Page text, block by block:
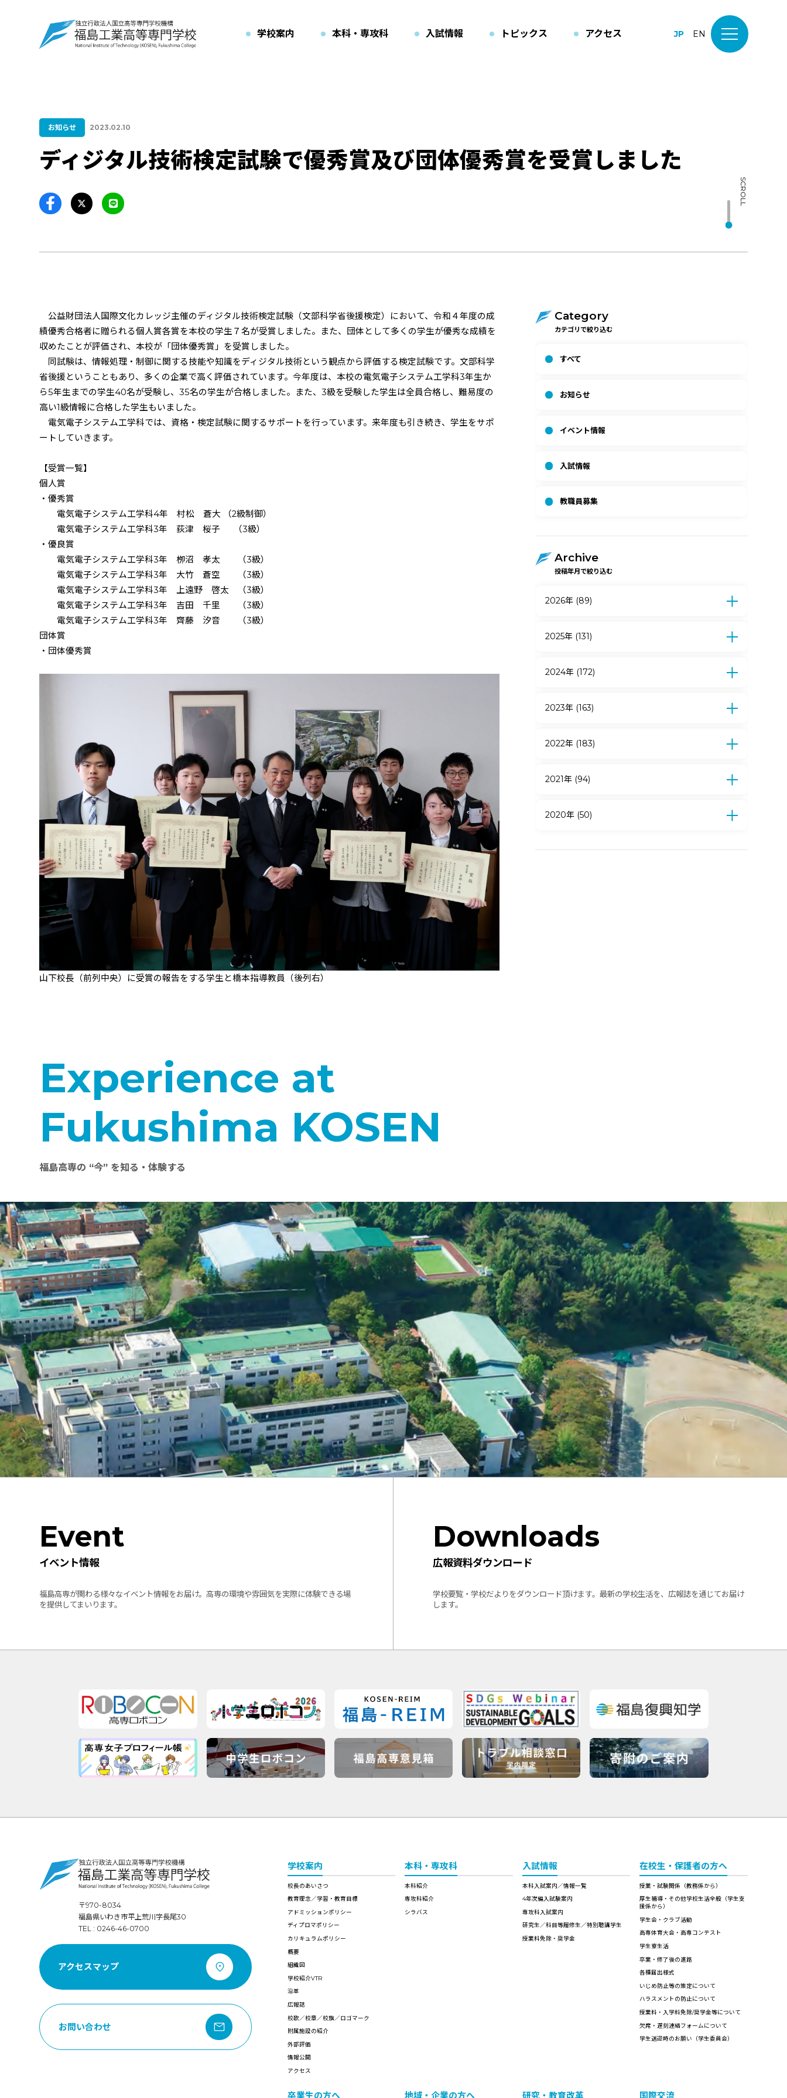
学校案内 本科・専攻科 入試情報 トピックス アクセス JP EN
お知らせ 2023.02.10
ディジタル技術検定試験で優秀賞及び団体優秀賞を受賞しました
SCROLL
公益財団法人国際文化カレッジ主催のディジタル技術検定試験（文部科学省後援検定）において、令和４年度の成
績優秀合格者に贈られる個人賞各賞を本校の学生７名が受賞しました。また、団体として多くの学生が優秀な成績を
収めたことが評価され、本校が「団体優秀賞」を受賞しました。
同試験は、情報処理・制御に関する技能や知識をディジタル技術という観点から評価する検定試験です。文部科学
省後援ということもあり、多くの企業で高く評価されています。今年度は、本校の電気電子システム工学科3年生か
ら5年生までの学生40名が受験し、35名の学生が合格しました。また、3級を受験した学生は全員合格し、難易度の
高い1級情報に合格した学生もいました。
電気電子システム工学科では、資格・検定試験に関するサポートを行っています。来年度も引き続き、学生をサポ
ートしていきます。
【受賞一覧】
個人賞
・優秀賞
電気電子システム工学科4年 村松 蒼大 （2級制御）
電気電子システム工学科3年 荻津 桜子 （3級）
・優良賞
電気電子システム工学科3年 栁沼 孝太 （3級）
電気電子システム工学科3年 大竹 蒼空 （3級）
電気電子システム工学科3年 上遠野 啓太 （3級）
電気電子システム工学科3年 吉田 千里 （3級）
電気電子システム工学科3年 齊藤 汐音 （3級）
団体賞
・団体優秀賞
山下校長（前列中央）に受賞の報告をする学生と橋本指導教員（後列右）
Category
カテゴリで絞り込む
すべて
お知らせ
イベント情報
入試情報
教職員募集
Archive
投稿年月で絞り込む
2026年 (89)
3月 (5)
2月 (15)
2025年 (131)
8月 (6)
7月 (13)
2024年 (172)
8月 (7)
7月 (15)
2023年 (163)
8月 (13)
7月 (11)
2022年 (183)
8月 (23)
2021年 (94)
8月 (7)
7月 (14)
2020年 (50)
Experience at
Fukushima KOSEN
福島高専の “今” を知る・体験する
Event
イベント情報
福島高専が関わる様々なイベント情報をお届け。高専の環境や雰囲気を実際に体験できる場
を提供してまいります。
Downloads
広報資料ダウンロード
学校要覧・学校だよりをダウンロード頂けます。最新の学校生活を、広報誌を通じてお届け
します。
〒970-8034
福島県いわき市平上荒川字長尾30
TEL : 0246-46-0700
アクセスマップ
お問い合わせ
学校案内
校長のあいさつ
教育理念／学習・教育目標
アドミッションポリシー
ディプロマポリシー
カリキュラムポリシー
概要
組織図
学校紹介VTR
沿革
広報誌
校歌／校章／校旗／ロゴマーク
附属施設の紹介
外部評価
情報公開
アクセス
本科・専攻科
本科紹介
専攻科紹介
シラバス
入試情報
本科入試案内／情報一覧
4年次編入試験案内
専攻科入試案内
研究生／科目等履修生／特別聴講学生
授業料免除・奨学金
在校生・保護者の方へ
授業・試験関係（教務係から）
厚生補導・その他学校生活全般（学生支
援係から）
学生会・クラブ活動
高専体育大会・高専コンテスト
学生寮生活
卒業・修了後の進路
各種届出様式
いじめ防止等の策定について
ハラスメントの防止について
授業料・入学料免除/奨学金等について
欠席・遅刻連絡フォームについて
学生送迎時のお願い（学生委員会）
卒業生の方へ 地域・企業の方へ 研究・教育改革 国際交流